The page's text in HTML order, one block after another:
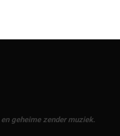
geheime zender muziek.